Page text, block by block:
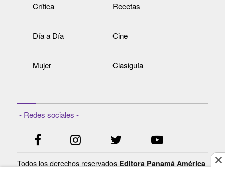
Crítica Recetas
Día a Día Cine
Mujer Clasiguía
- Redes sociales -
Todos los derechos reservados Editora Panamá América